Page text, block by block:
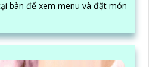
bàn để xem menu và đặt món